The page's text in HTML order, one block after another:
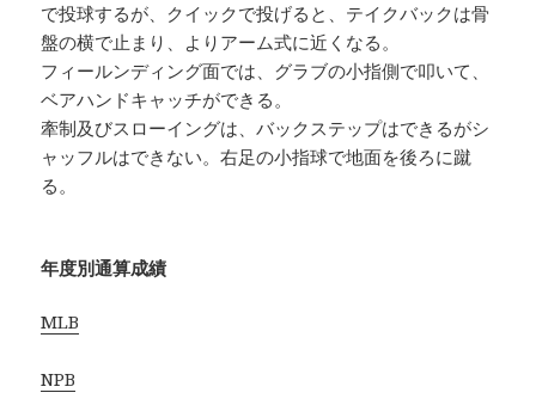
で投球するが、クイックで投げると、テイクバックは骨
盤の横で止まり、よりアーム式に近くなる。
フィールンディング面では、グラブの小指側で叩いて、
ベアハンドキャッチができる。
牽制及びスローイングは、バックステップはできるがシ
ャッフルはできない。右足の小指球で地面を後ろに蹴
る。
年度別通算成績
MLB
NPB